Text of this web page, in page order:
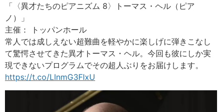
「〈異才たちのピアニズム 8〉トーマス・ヘル（ピア
ノ）」
主催： トッパンホール
常人では成しえない超難曲を軽やかに楽しげに弾きこなし
て驚愕させてきた異才トーマス・ヘル。今回も彼にしか実
現できないプログラムでその超人ぶりをお届けします。
https://t.co/LInmG3FIxU